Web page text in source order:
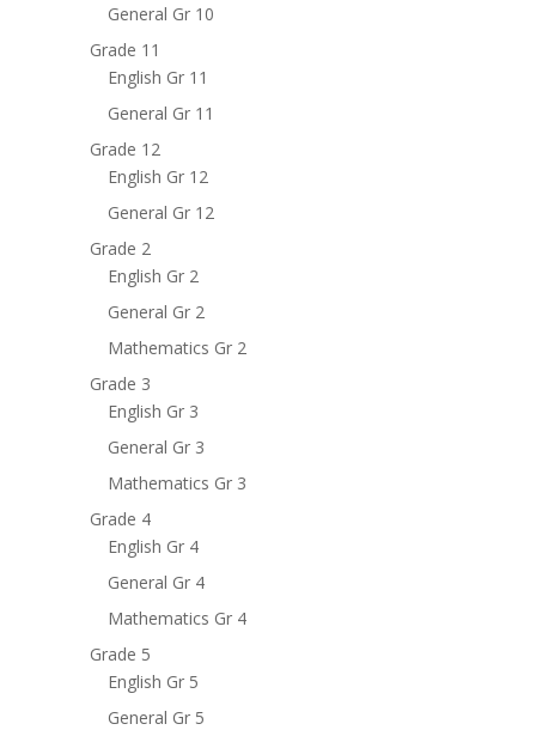
General Gr 10
Grade 11
English Gr 11
General Gr 11
Grade 12
English Gr 12
General Gr 12
Grade 2
English Gr 2
General Gr 2
Mathematics Gr 2
Grade 3
English Gr 3
General Gr 3
Mathematics Gr 3
Grade 4
English Gr 4
General Gr 4
Mathematics Gr 4
Grade 5
English Gr 5
General Gr 5